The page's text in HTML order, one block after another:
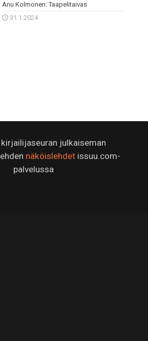
Anu Kolmonen: Taapelitaivas
31.1.2024
kirjailijaseuran julkaiseman
näköislehdetissuu.com-
palvelussa